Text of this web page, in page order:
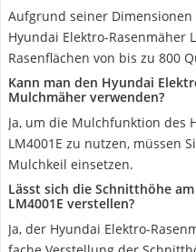
Aufgrund seiner
Hyundai Elektro-Rasenmäher
Rasenflächen von bis zu 800
Kann man den Hyundai
Mulchmäher verwenden?
Ja, um die Mulchfunktion des
LM4001E zu nutzen, müssen
Mulchkeil einsetzen.
Lässt sich die Schnitthöhe
LM4001E verstellen?
Ja, der Hyundai Elektro-